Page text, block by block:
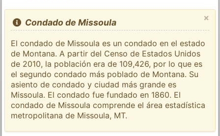
×
Condado de Missoula
El condado de Missoula es un condado en el estado
de Montana. A partir del Censo de Estados Unidos
de 2010, la población era de 109,426, por lo que es
el segundo condado más poblado de Montana. Su
asiento de condado y ciudad más grande es
Missoula. El condado fue fundado en 1860. El
condado de Missoula comprende el área estadística
metropolitana de Missoula, MT.